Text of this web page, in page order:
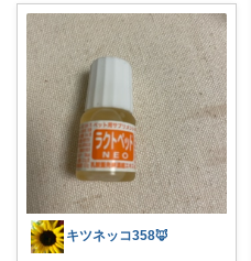
キツネッコ358🦊